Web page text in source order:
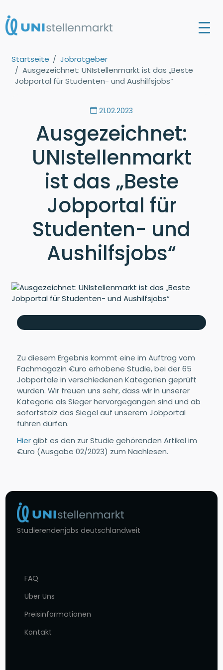
Startseite
Jobratgeber
Ausgezeichnet: UNIstellenmarkt ist das „Beste
Jobportal für Studenten- und Aushilfsjobs“
21.02.2023
Ausgezeichnet:
UNIstellenmarkt
ist das „Beste
Jobportal für
Studenten- und
Aushilfsjobs“
Zu diesem Ergebnis kommt eine im Auftrag vom
Fachmagazin €uro erhobene Studie, bei der 65
Jobportale in verschiedenen Kategorien geprüft
wurden. Wir freuen uns sehr, dass wir in unserer
Kategorie als Sieger hervorgegangen sind und ab
sofortstolz das Siegel auf unserem Jobportal
führen dürfen.
Hiergibt es den zur Studie gehörenden Artikel im
€uro (Ausgabe 02/2023) zum Nachlesen.
Studierendenjobs deutschlandweit
FAQ
Über Uns
Preisinformationen
Kontakt